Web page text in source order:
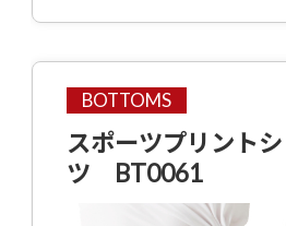
BOTTOMS
スポーツプリント
ツ BT0061